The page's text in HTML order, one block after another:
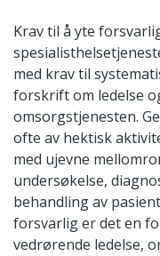
Krav til å yte
med krav til
forskrift om ledelse
omsorgstjenesten.
ofte av hektisk
med ujevne
undersøkelse,
behandling av
forsvarlig er det en
vedrørende ledelse,